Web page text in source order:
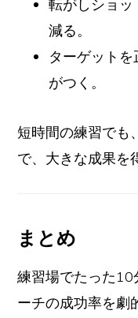
転がしショ
減る。
ターゲット
がつく。
短時間の練習でも
で、大きな成果を
まとめ
練習場でたった10
ーチの成功率を劇